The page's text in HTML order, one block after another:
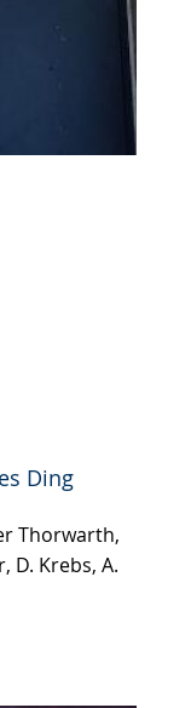
Ding
Thorwarth,
D. Krebs, A.